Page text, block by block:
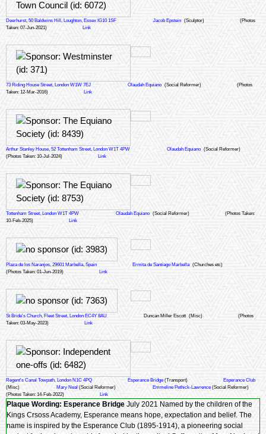
Deerhurst, 50 Baldwins Hill, Loughton, Essex IG10 1SF Jacob Epstein (Sculptor)
(Photos
Taken: 07-Jun-2021)
Link
73 Riding House Street, London W1W 7EJ Olaudah Equiano (Social Reformer)
(Photos
Taken: 12-Mar-2016)
Link
Arthur Stanley House, 52 Tottenham Street, London W1T 4PW Olaudah Equiano (Social Reformer)
(Photos Taken: 10-Jul-2024)
Link
Tottenham Street, London W1T 4PW Olaudah Equiano (Social Reformer)
(Photos Taken:
10-Feb-2025)
Link
Plaza de los Naranjos, 29601 Marbella, Spain Ermita de Santiago Marbella (Churches etc)
(Photos Taken: 01-Jun-2019)
Link
St Bride's Church, Fleet Street, London EC4Y 8AU Duncan Miller Escott (Misc)
(Photos
Taken: 03-May-2023)
Link
Regent's Canal Towpath, London N1C 4PQ Esperance Bridge (Transport)
Esperance Club
(Misc)
Mary Neal (Social Reformer) Emmeline Pethick-Lawrence (Social Reformer)
(Photos Taken: 14-Feb-2022)
Link
Plaque Wording: Esperance Bridge July 2021 Named by the children of the
Kings Crsoss Academy, Esperance means hope, expectation and belief. The
name is inspired by the Esperance Club (1895-1914), a pioneering social